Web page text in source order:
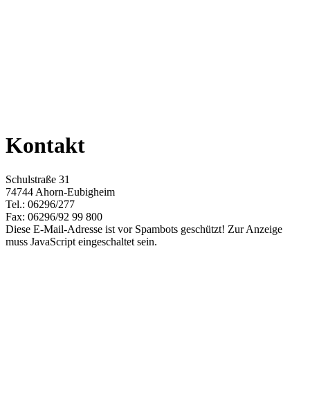
Kontakt
Schulstraße 31
74744 Ahorn-Eubigheim
Tel.: 06296/277
Fax: 06296/92 99 800
Diese E-Mail-Adresse ist vor Spambots geschützt! Zur Anzeige
muss JavaScript eingeschaltet sein.